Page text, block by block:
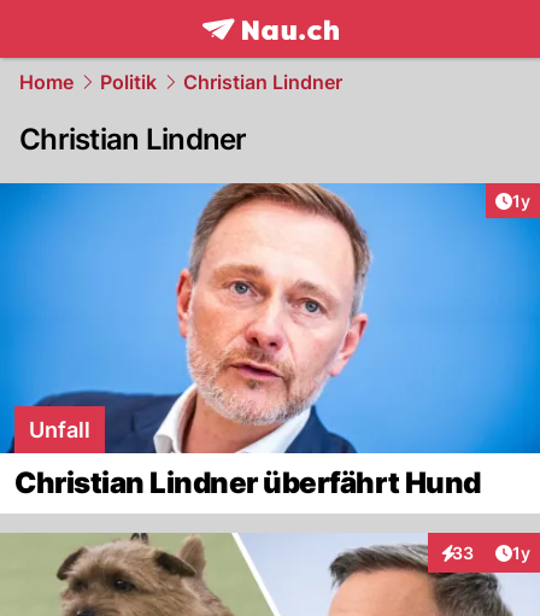
frontpage.NAU.ch
Home Politik Christian Lindner
Christian Lindner
1y
Unfall
Christian Lindner überfährt Hund
33 1y